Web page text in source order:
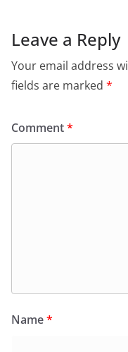
Leave a Reply
Your email address
fields are marked *
Comment*
Name*